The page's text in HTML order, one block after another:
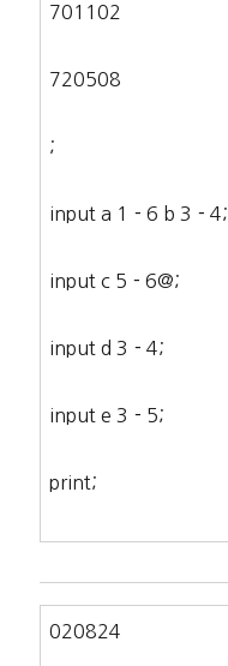
701102
720508
;
input a 1－6 b 3－4;
input c 5－6@;
input d 3－4;
input e 3－5;
print;
020824